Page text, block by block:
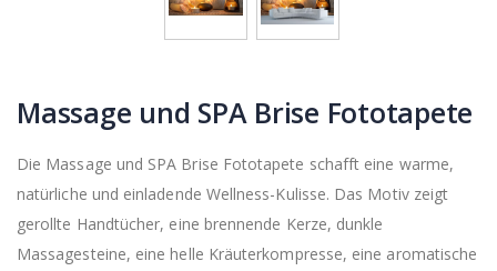
Massage und SPA Brise Fototapete
Die Massage und SPA Brise Fototapete schafft eine warme,
natürliche und einladende Wellness-Kulisse. Das Motiv zeigt
gerollte Handtücher, eine brennende Kerze, dunkle
Massagesteine, eine helle Kräuterkompresse, eine aromatische